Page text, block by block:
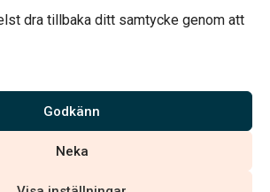
dra tillbaka ditt samtycke genom att
Godkänn
Neka
hjälper dig med familjejuridiken –
av Sveriges Begravningsbyråers Förbund och
krav på utbildning, kvalitet, miljö och arbetsmiljö.